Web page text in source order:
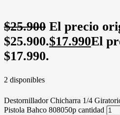
$25.900 El precio
$25.900.$17.990El
$17.990.
2 disponibles
Destornillador Chicharra 1/4
Pistola Bahco 808050p cantidad